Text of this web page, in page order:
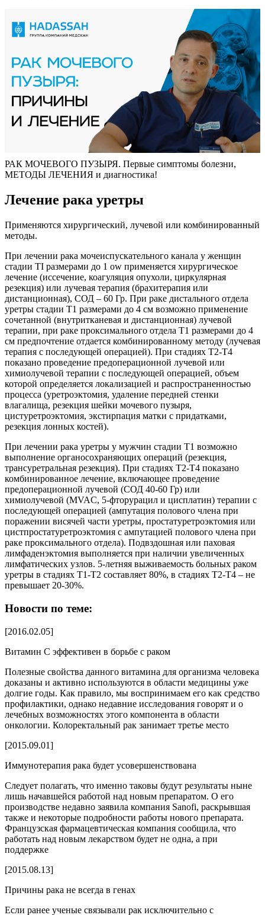
РАК МОЧЕВОГО ПУЗЫРЯ. Первые симптомы болезни,
МЕТОДЫ ЛЕЧЕНИЯ и диагностика!
Лечение рака уретры
Применяются хирургический, лучевой или комбинированный
методы.
При лечении рака мочеиспускательного канала у женщин
стадии TI размерами до 1 ow применяется хирургическое
лечение (иссечение, коагуляция опухоли, циркулярная
резекция) или лучевая терапия (брахитерапия или
дистанционная), СОД – 60 Гр. При раке дистального отдела
уретры стадии Т1 размерами до 4 см возможно применение
сочетанной (внутритканевая и дистанционная) лучевой
терапии, при раке проксимального отдела Т1 размерами до 4
см предпочтение отдается комбинированному методу (лучевая
терапия с последующей операцией). При стадиях Т2-Т4
показано проведение предоперационной лучевой или
химиолучевой терапии с последующей операцией, объем
которой определяется локализацией и распространенностью
процесса (уретроэктомия, удаление передней стенки
влагалища, резекция шейки мочевого пузыря,
цистуретроэктомия, экстирпация матки с придатками,
резекция лонных костей).
При лечении рака уретры у мужчин стадии Т1 возможно
выполнение органосохраняющих операций (резекция,
трансуретральная резекция). При стадиях Т2-Т4 показано
комбинированное лечение, включающее проведение
предоперационной лучевой (СОД 40-60 Гр) или
химиолучевой (MVAC, 5-фторурацил и цисплатин) терапии с
последующей операцией (ампутация полового члена при
поражении висячей части уретры, простатуретроэктомия или
цистпростатуретроэктомия с ампутацией полового члена при
раке проксимального отдела). Подвздошная или паховая
лимфаденэктомия выполняется при наличии увеличенных
лимфатических узлов. 5-летняя выживаемость больных раком
уретры в стадиях Т1-Т2 составляет 80%, в стадиях Т2-Т4 – не
превышает 20-30%.
Новости по теме:
[2016.02.05]
Витамин С эффективен в борьбе с раком
Полезные свойства данного витамина для организма человека
доказаны и активно используются в области медицины уже
долгие годы. Как правило, мы воспринимаем его как средство
профилактики, однако недавние исследования говорят и о
лечебных возможностях этого компонента в области
онкологии. Колоректальный рак занимает третье место
[2015.09.01]
Иммунотерапия рака будет усовершенствована
Следует полагать, что именно таковы будут результаты ныне
лишь начавшейся работой над новым препаратом. О его
производстве недавно заявила компания Sanofi, раскрывшая
также и некоторые подробности работы нового препарата.
Французская фармацевтическая компания сообщила, что
работать над новым лекарством будет не одна, а при
поддержке
[2015.08.13]
Причины рака не всегда в генах
Если ранее ученые связывали рак исключительно с